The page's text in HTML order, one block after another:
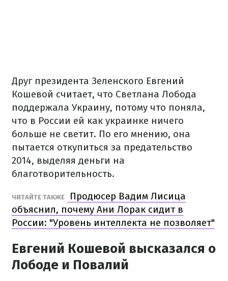
Друг президента Зеленского Евгений
Кошевой считает, что Светлана Лобода
поддержала Украину, потому что поняла,
что в России ей как украинке ничего
больше не светит. По его мнению, она
пытается откупиться за предательство
2014, выделяя деньги на
благотворительность.
ЧИТАЙТЕ ТАКЖЕ
Продюсер Вадим Лисица
объяснил, почему Ани Лорак сидит в
России: "Уровень интеллекта не позволяет"
Евгений Кошевой высказался о
Лободе и Повалий